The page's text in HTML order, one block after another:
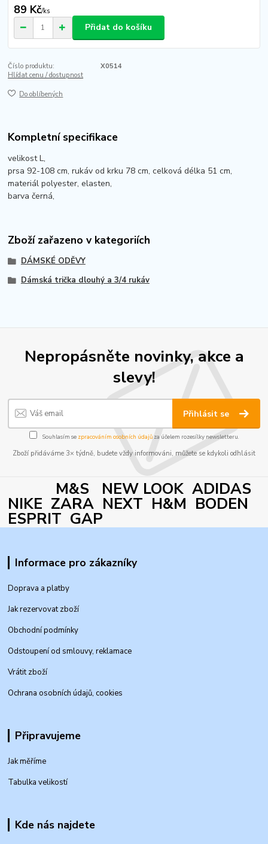
89 Kč/ks
Přidat do košíku
Číslo produktu:
X0514
Hlídat cenu / dostupnost
Do oblíbených
Kompletní specifikace
velikost L,
prsa 92-108 cm, rukáv od krku 78 cm, celková délka 51 cm,
materiál polyester, elasten,
barva černá,
Zboží zařazeno v kategoriích
DÁMSKÉ ODĚVY
Dámská trička dlouhý a 3/4 rukáv
Nepropásněte novinky, akce a
slevy!
Přihlásit se
Souhlasím se zpracováním osobních údajůza účelem rozesílky newsletteru.
Zboží přidáváme 3× týdně, budete vždy informováni, můžete se kdykoli odhlásit
M&S NEW LOOK ADIDAS
NIKE ZARA NEXT H&M BODEN
ESPRIT GAP
Informace pro zákazníky
Doprava a platby
Jak rezervovat zboží
Obchodní podmínky
Odstoupení od smlouvy, reklamace
Vrátit zboží
Ochrana osobních údajů, cookies
Připravujeme
Jak měříme
Tabulka velikostí
Kde nás najdete